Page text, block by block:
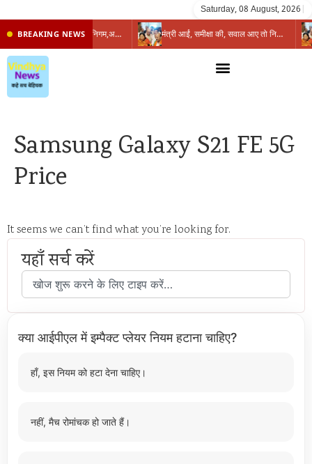
Saturday, 08 August, 2026
BREAKING NEWS प्रभारी मंत्री के निशाने पर नगर निगम,अफसरों को 10 दिन का अल्टीमेटम,नहीं होगी कार्रवाई, महापौर-आयुक्त के बीच सौहार्दहीनता पर मंत्री ने उठाए सवाल मंत्री आईं, समीक्षा की, सवाल आए तो निकल गईं – खाली जयंत चौंकीं पर नहीं दिया जवाब
Samsung Galaxy S21 FE 5G
Price
It seems we can’t find what you’re looking for.
यहाँ सर्च करें
क्या आईपीएल में इम्पैक्ट प्लेयर नियम हटाना चाहिए?
हाँ, इस नियम को हटा देना चाहिए।
नहीं, मैच रोमांचक हो जाते हैं।